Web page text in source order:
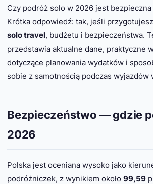
Czy podróż solo w 2026 jest bezpieczna
Krótka odpowiedź: tak, jeśli
solo travel, budżetu i bezpieczeństwa.
przedstawia aktualne dane, praktyczne
dotyczące planowania wydatków i
sobie z samotnością podczas wyjazdów
Bezpieczeństwo — gdzie
2026
Polska jest oceniana wysoko jako
podróżniczek, z wynikiem około 99,59